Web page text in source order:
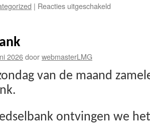
| Reacties uitgeschakeld
2026doorwebmasterLMG
van de maand
ontvingen we